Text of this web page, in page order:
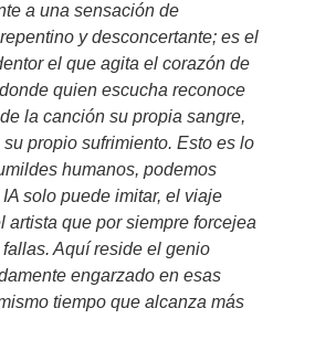
a una sensación de
y desconcertante; es el
el que agita el corazón de
quien escucha reconoce
la canción su propia sangre,
propio sufrimiento. Esto es lo
humanos, podemos
solo puede imitar, el viaje
artista que por siempre forcejea
Aquí reside el genio
engarzado en esas
tiempo que alcanza más